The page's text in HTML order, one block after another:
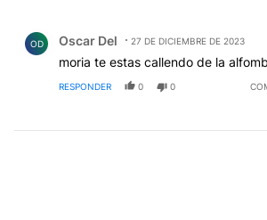
OD Oscar Del 27 DE DICIEMBRE DE 2023
moria te estas callendo de la
RESPONDER 0 0